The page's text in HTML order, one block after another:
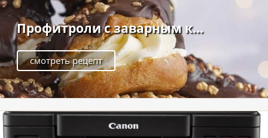
Профитроли с заварным к...
смотреть рецепт